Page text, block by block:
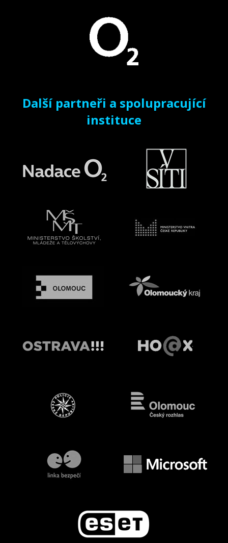
Další partneři a spolupracující
instituce